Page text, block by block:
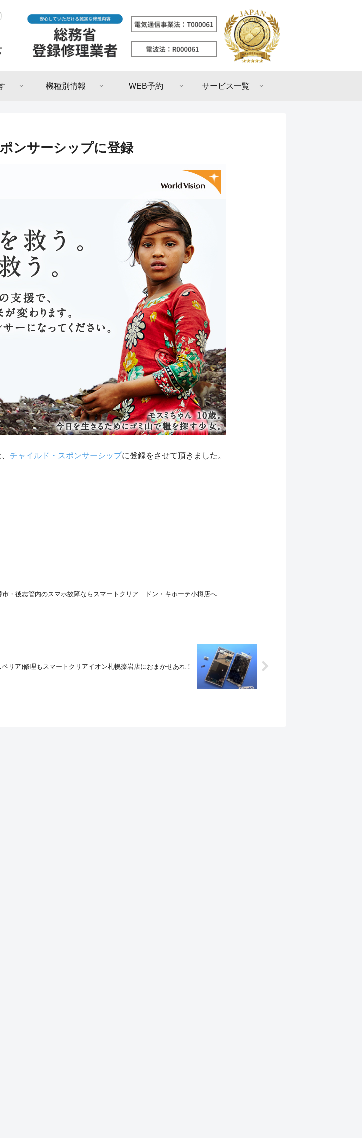
機種別情報 WEB予約 サービス一覧
ンサーシップに登録
チャイルド・スポンサーシップに登録をさせて頂きました。
市・後志管内のスマホ故障ならスマートクリア ドン・キホーテ小樽店へ
リア)修理もスマートクリアイオン札幌藻岩店におまかせあれ！